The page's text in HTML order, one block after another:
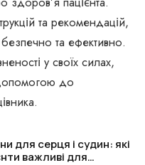
та рекомендацій,
безпечно та ефективно.
у своїх силах,
до
для серця і судин: які
важливі для